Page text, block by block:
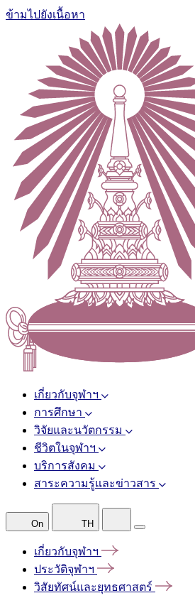
ข้ามไปยังเนื้อหา
เกี่ยวกับจุฬาฯ
การศึกษา
วิจัยและนวัตกรรม
ชีวิตในจุฬาฯ
บริการสังคม
สาระความรู้และข่าวสาร
On TH
เกี่ยวกับจุฬาฯ
ประวัติจุฬาฯ
วิสัยทัศน์และยุทธศาสตร์